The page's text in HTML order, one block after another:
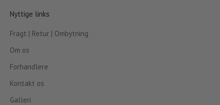
Nyttige links
Fragt | Retur | Ombytning
Om os
Forhandlere
Kontakt os
Galleri